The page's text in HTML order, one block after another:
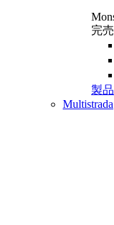
完
製
Multistrada